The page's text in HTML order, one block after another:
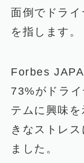
面倒でドラ
を指します。
Forbes
73%がドラ
テムに興味
きなストレ
ました。